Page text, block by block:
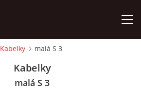
Kabelky malá S 3
Kabelky
malá S 3